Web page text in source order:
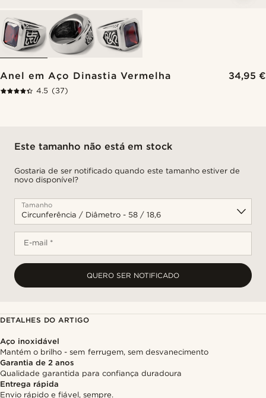
Anel em Aço Dinastia Vermelha 34,95 €
4.5 (37)
Este tamanho não está em stock
Gostaria de ser notificado quando este tamanho estiver de
novo disponível?
Tamanho
E-mail *
QUERO SER NOTIFICADO
DETALHES DO ARTIGO
Aço inoxidável
Mantém o brilho - sem ferrugem, sem desvanecimento
Garantia de 2 anos
Qualidade garantida para confiança duradoura
Entrega rápida
Envio rápido e fiável, sempre.